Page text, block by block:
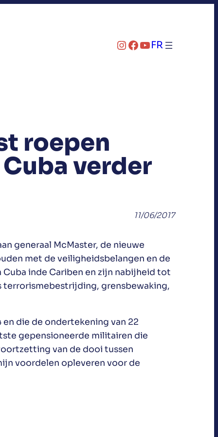
InstagramFacebook YouTube FR
roepen
verder
11/06/2017
generaal McMaster, de nieuwe
met de veiligheidsbelangen en de
inde Cariben en zijn nabijheid tot
terrorismebestrijding, grensbewaking,
die de ondertekening van 22
gepensioneerde militairen die
van de dooi tussen
voordelen opleveren voor de